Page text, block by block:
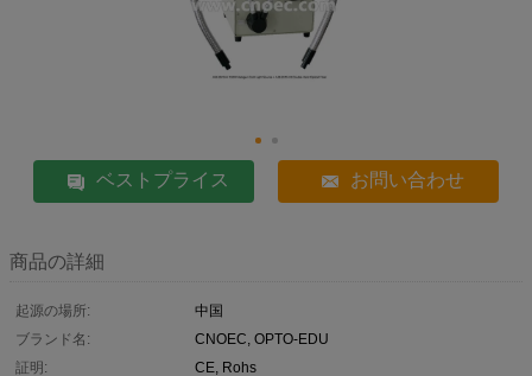
ベストプライス お問い合わせ
商品の詳細
起源の場所:
中国
ブランド名:
CNOEC, OPTO-EDU
証明:
CE, Rohs